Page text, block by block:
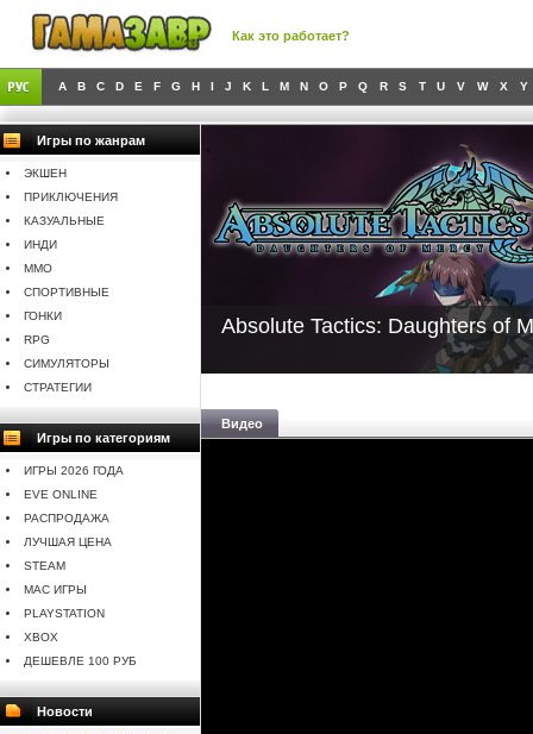
Как это работает?
A B C D E F G H I J K L M N O P Q R S T U V W X Y
Игры по жанрам
ЭКШЕН
ПРИКЛЮЧЕНИЯ
КАЗУАЛЬНЫЕ
ИНДИ
MMO
СПОРТИВНЫЕ
ГОНКИ
RPG
СИМУЛЯТОРЫ
СТРАТЕГИИ
Игры по категориям
ИГРЫ 2026 ГОДА
EVE ONLINE
РАСПРОДАЖА
ЛУЧШАЯ ЦЕНА
STEAM
MAC ИГРЫ
PLAYSTATION
XBOX
ДЕШЕВЛЕ 100 РУБ
Новости
Absolute Tactics: Daughters of
Видео